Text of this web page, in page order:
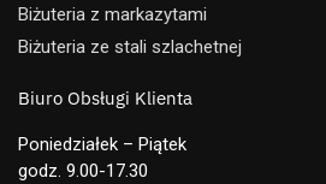
Biżuteria z markazytami
Biżuteria ze stali szlachetnej
Biuro Obsługi Klienta
Poniedziałek – Piątek
godz. 9.00-17.30